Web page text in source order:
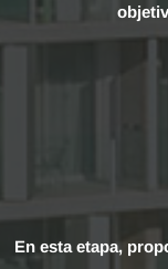
En esta etapa,